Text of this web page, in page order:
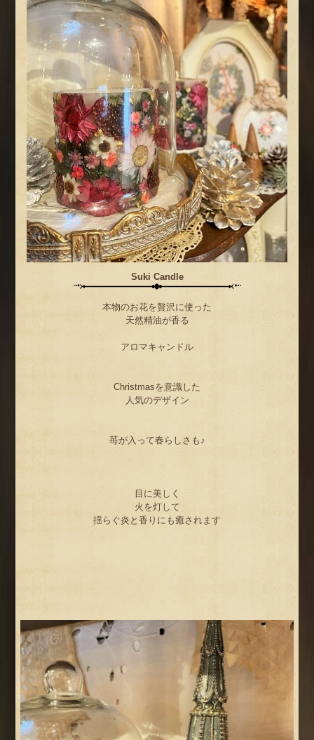
Suki Candle
本物のお花を贅沢に使った
天然精油が香る
アロマキャンドル
Christmasを意識した
人気のデザイン
苺が入って春らしさも♪
目に美しく
火を灯して
揺らぐ炎と香りにも癒されます